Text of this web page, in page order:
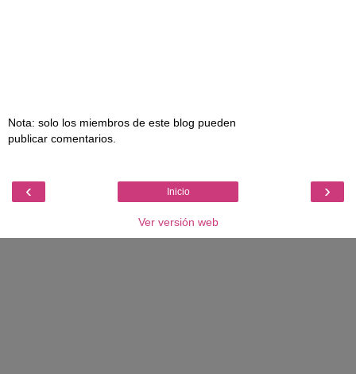
Nota: solo los miembros de este blog pueden
publicar comentarios.
‹ ›
Inicio
Ver versión web